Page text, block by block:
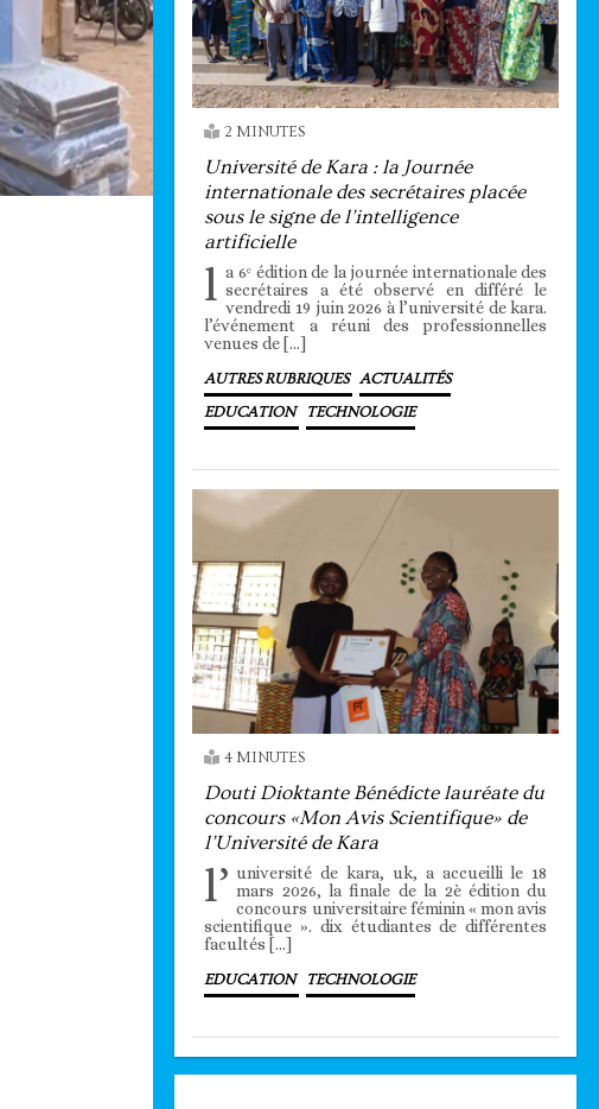
2 MINUTES
Université de Kara : la Journée
internationale des secrétaires placée
sous le signe de l’intelligence
artificielle
l a 6ᵉ édition de la journée internationale des
secrétaires a été observé en différé le
vendredi 19 juin 2026 à l’université de kara.
l’événement a réuni des professionnelles
venues de […]
AUTRES RUBRIQUES ACTUALITÉS
EDUCATION TECHNOLOGIE
4 MINUTES
Douti Dioktante Bénédicte lauréate du
concours «Mon Avis Scientifique» de
l’Université de Kara
l’ université de kara, uk, a accueilli le 18
mars 2026, la finale de la 2è édition du
concours universitaire féminin « mon avis
scientifique ». dix étudiantes de différentes
facultés […]
EDUCATION TECHNOLOGIE